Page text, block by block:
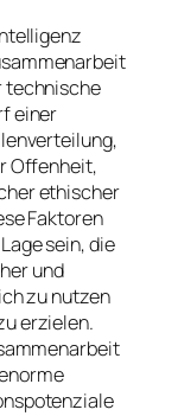
technische
einer
Offenheit,
ethischer
Faktoren
sein, die
und
zu nutzen
erzielen.